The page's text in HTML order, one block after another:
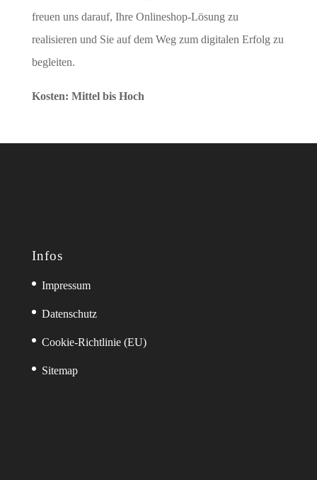
freuen uns darauf, Ihre Onlineshop-Lösung zu
realisieren und Sie auf dem Weg zum digitalen Erfolg zu
begleiten.
Kosten: Mittel bis Hoch
Infos
Impressum
Datenschutz
Cookie-Richtlinie (EU)
Sitemap